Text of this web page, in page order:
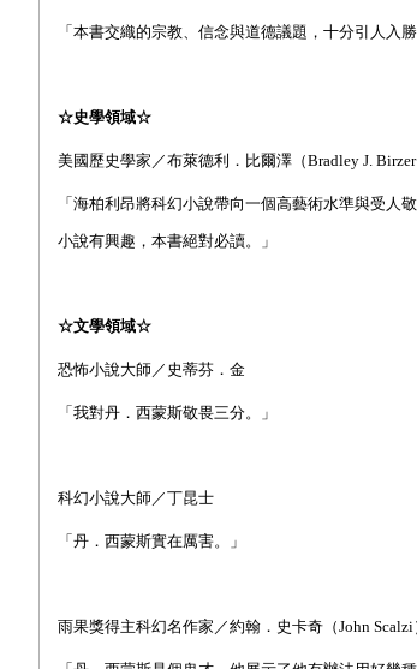
「本書交織的宗教、信念與道德議題，十分引人入勝
☆史學領域☆
美國歷史學家／布萊德利．比爾澤（Bradley J. Birzer
「海柏利昂將科幻小說帶向一個高藝術水準與受
小說有興趣，本書絕對必讀。」
☆文學領域☆
恐怖小說大師／史蒂芬．金
「我對丹．西蒙斯敬畏三分。」
科幻小說大師／丁昆士
「丹．西蒙斯實在厲害。」
雨果獎得主科幻名作家／約翰．史卡奇（John Scalzi